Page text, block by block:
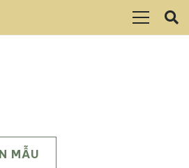
MẪU